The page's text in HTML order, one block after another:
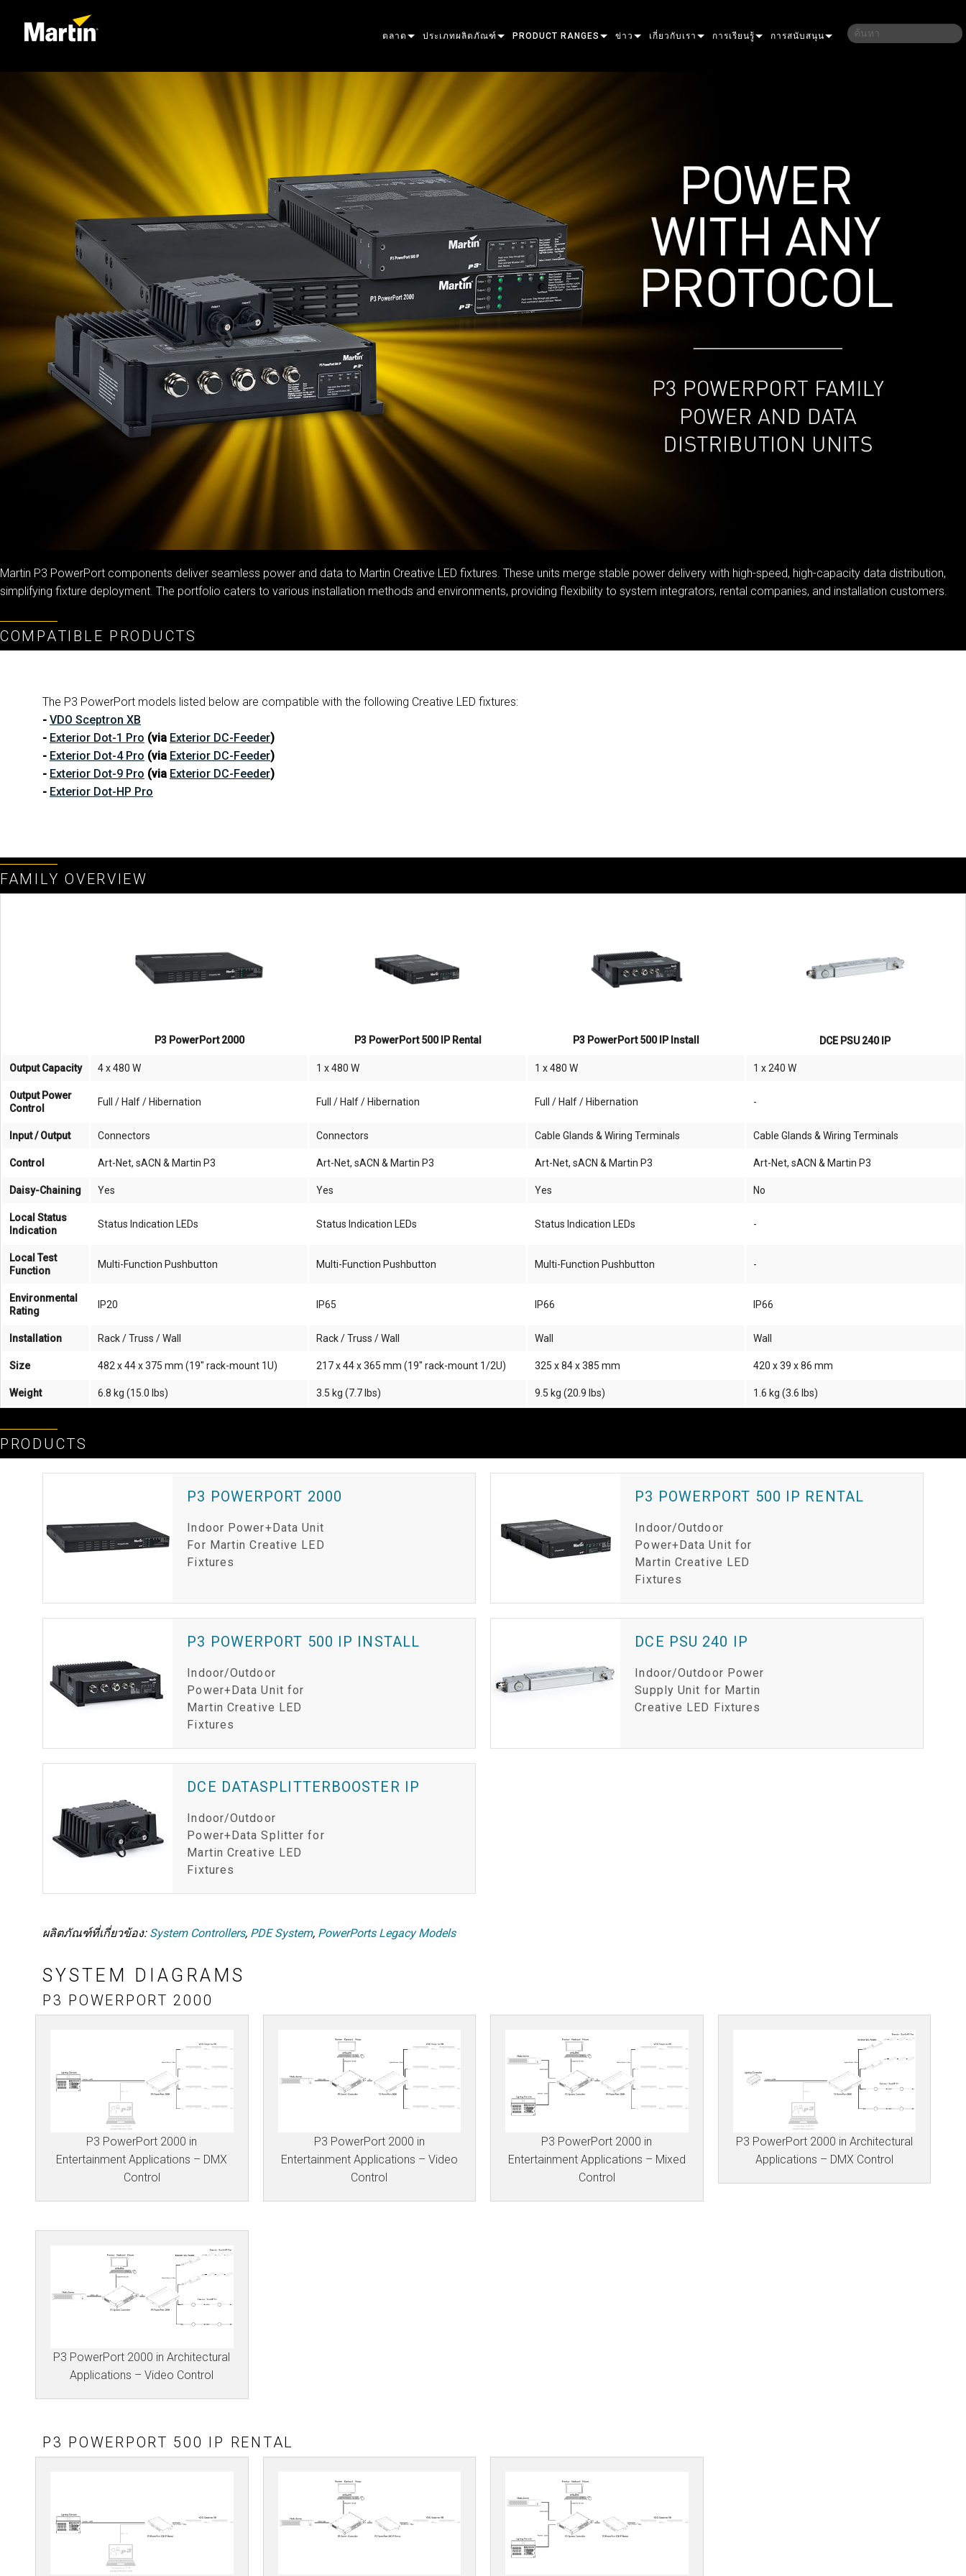
ตลาด
ENTERTAINMENT
CREATE THE MOMENT
ประเภทผลิตภัณฑ์
BEAM
PARS
CREATIVE LIGHTS
LINEAR
DOT
WASH LIGHTING
LINEAR LIGHTING
IMAGE PROJECTION
CREATIVE DOTS
POWER & PROCESSINGSYSTEM CONTROLLERS
POWERPORTS
POWERPORTS LEGACY MODELS
PDE SYSTEM
SOFTWARE TOOLS
SERVICE TOOLS
ผลิตภัณฑ์ที่ยกเลิกการผลิต
PRODUCT RANGES
ERA PERFORMANCE
ERA WASH
EXTERIOR
EXTERIOR LINEAR PRO
EXTERIOR PROJECTION
EXTERIOR WASH PRO
MAC MAC AURA
MAC ENCORE
MAC ONE
MACULA
P3 SYSTEM CONTROLLER
VDO
ข่าว เกี่ยวกับเรา การเรียนรู้ การสนับสนุน
ซอฟต์แวร์
เฟิร์มแวร์
การดาวน์โหลด
การรับประกัน
การลงทะเบียนผลิตภัณฑ์
Martin P3 PowerPort components deliver seamless power and data to Martin Creative LED fixtures. These units merge stable power delivery with high-speed, high-capacity data distribution,
simplifying fixture deployment. The portfolio caters to various installation methods and environments, providing flexibility to system integrators, rental companies, and installation customers.
COMPATIBLE PRODUCTS
The P3 PowerPort models listed below are compatible with the following Creative LED fixtures:
- VDO Sceptron XB
- Exterior Dot-1 Pro (via Exterior DC-Feeder)
- Exterior Dot-4 Pro (via Exterior DC-Feeder)
- Exterior Dot-9 Pro (via Exterior DC-Feeder)
- Exterior Dot-HP Pro
FAMILY OVERVIEW
P3 PowerPort 2000 P3 PowerPort 500 IP Rental P3 PowerPort 500 IP Install DCE PSU 240 IP
Output Capacity 4 x 480 W 1 x 480 W 1 x 480 W 1 x 240 W
Output Power
Control
Full / Half / Hibernation Full / Half / Hibernation Full / Half / Hibernation -
Input / Output Connectors Connectors Cable Glands & Wiring Terminals Cable Glands & Wiring Terminals
Control Art-Net, sACN & Martin P3 Art-Net, sACN & Martin P3 Art-Net, sACN & Martin P3 Art-Net, sACN & Martin P3
Daisy-Chaining Yes Yes Yes No
Local Status
Indication
Status Indication LEDs Status Indication LEDs Status Indication LEDs -
Local Test
Function
Multi-Function Pushbutton Multi-Function Pushbutton Multi-Function Pushbutton -
Environmental
Rating
IP20 IP65 IP66 IP66
Installation Rack / Truss / Wall Rack / Truss / Wall Wall Wall
Size 482 x 44 x 375 mm (19" rack-mount 1U) 217 x 44 x 365 mm (19" rack-mount 1/2U) 325 x 84 x 385 mm 420 x 39 x 86 mm
Weight 6.8 kg (15.0 lbs) 3.5 kg (7.7 lbs) 9.5 kg (20.9 lbs) 1.6 kg (3.6 lbs)
PRODUCTS
P3 POWERPORT 2000
Indoor Power+Data Unit
For Martin Creative LED
Fixtures
P3 POWERPORT 500 IP RENTAL
Indoor/Outdoor
Power+Data Unit for
Martin Creative LED
Fixtures
P3 POWERPORT 500 IP INSTALL
Indoor/Outdoor
Power+Data Unit for
Martin Creative LED
Fixtures
DCE PSU 240 IP
Indoor/Outdoor Power
Supply Unit for Martin
Creative LED Fixtures
DCE DATASPLITTERBOOSTER IP
Indoor/Outdoor
Power+Data Splitter for
Martin Creative LED
Fixtures
ผลิตภัณฑ์ที่เกี่ยวข้อง: System Controllers, PDE System, PowerPorts Legacy Models
SYSTEM DIAGRAMS
P3 POWERPORT 2000
P3 PowerPort 2000 in
Entertainment Applications – DMX
Control
P3 PowerPort 2000 in
Entertainment Applications – Video
Control
P3 PowerPort 2000 in
Entertainment Applications – Mixed
Control
P3 PowerPort 2000 in Architectural
Applications – DMX Control
P3 PowerPort 2000 in Architectural
Applications – Video Control
P3 POWERPORT 500 IP RENTAL